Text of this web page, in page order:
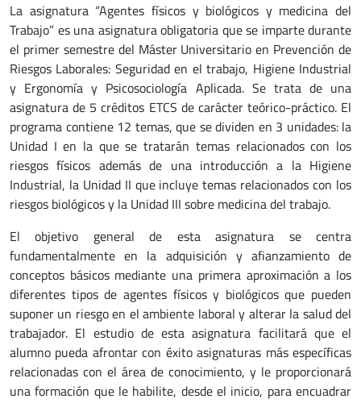
La asignatura “Agentes físicos y biológicos y medicina del
Trabajo” es una asignatura obligatoria que se imparte durante
el primer semestre del Máster Universitario en Prevención de
Riesgos Laborales: Seguridad en el trabajo, Higiene Industrial
y Ergonomía y Psicosociología Aplicada. Se trata de una
asignatura de 5 créditos ETCS de carácter teórico-práctico. El
programa contiene 12 temas, que se dividen en 3 unidades: la
Unidad I en la que se tratarán temas relacionados con los
riesgos físicos además de una introducción a la Higiene
Industrial, la Unidad II que incluye temas relacionados con los
riesgos biológicos y la Unidad III sobre medicina del trabajo.
El objetivo general de esta asignatura se centra
fundamentalmente en la adquisición y afianzamiento de
conceptos básicos mediante una primera aproximación a los
diferentes tipos de agentes físicos y biológicos que pueden
suponer un riesgo en el ambiente laboral y alterar la salud del
trabajador. El estudio de esta asignatura facilitará que el
alumno pueda afrontar con éxito asignaturas más específicas
relacionadas con el área de conocimiento, y le proporcionará
una formación que le habilite, desde el inicio, para encuadrar